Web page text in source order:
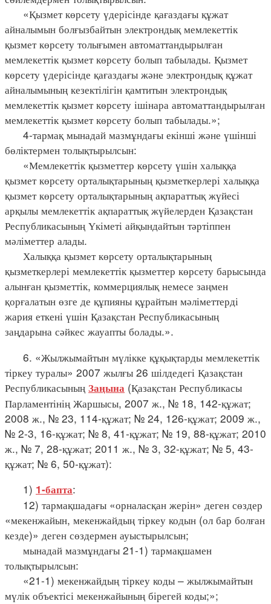
«Қызмет көрсету үдерісінде қағаздағы құжат
айналымын болғызбайтын электрондық мемлекеттік
қызмет көрсету толығымен автоматтандырылған
мемлекеттік қызмет көрсету болып табылады. Қызмет
көрсету үдерісінде қағаздағы және электрондық құжат
айналымының кезектілігін қамтитын электрондық
мемлекеттік қызмет көрсету ішінара автоматтандырылған
мемлекеттік қызмет көрсету болып табылады.»;
4-тармақ мынадай мазмұндағы екінші және үшінші
бөліктермен толықтырылсын:
«Мемлекеттік қызметтер көрсету үшін халыққа
қызмет көрсету орталықтарының қызметкерлері халыққа
қызмет көрсету орталықтарының ақпараттық жүйесі
арқылы мемлекеттік ақпараттық жүйелерден Қазақстан
Республикасының Үкіметі айқындайтын тәртіппен
мәліметтер алады.
Халыққа қызмет көрсету орталықтарының
қызметкерлері мемлекеттік қызметтер көрсету барысында
алынған қызметтік, коммерциялық немесе заңмен
қорғалатын өзге де құпияны құрайтын мәліметтерді
жария еткені үшін Қазақстан Республикасының
заңдарына сәйкес жауапты болады.».
6. «Жылжымайтын мүлікке құқықтарды мемлекеттік
тіркеу туралы» 2007 жылғы 26 шілдедегі Қазақстан
Республикасының Заңына (Қазақстан Республикасы
Парламентінің Жаршысы, 2007 ж., № 18, 142-құжат;
2008 ж., № 23, 114-құжат; № 24, 126-құжат; 2009 ж.,
№ 2-3, 16-құжат; № 8, 41-құжат; № 19, 88-құжат; 2010
ж., № 7, 28-құжат; 2011 ж., № 3, 32-құжат; № 5, 43-
құжат; № 6, 50-құжат):
1) 1-бапта:
12) тармақшадағы «орналасқан жерін» деген сөздер
«мекенжайын, мекенжайдың тіркеу кодын (ол бар болған
кезде)» деген сөздермен ауыстырылсын;
мынадай мазмұндағы 21-1) тармақшамен
толықтырылсын:
«21-1) мекенжайдың тіркеу коды – жылжымайтын
мүлік объектісі мекенжайының бірегей коды;»;